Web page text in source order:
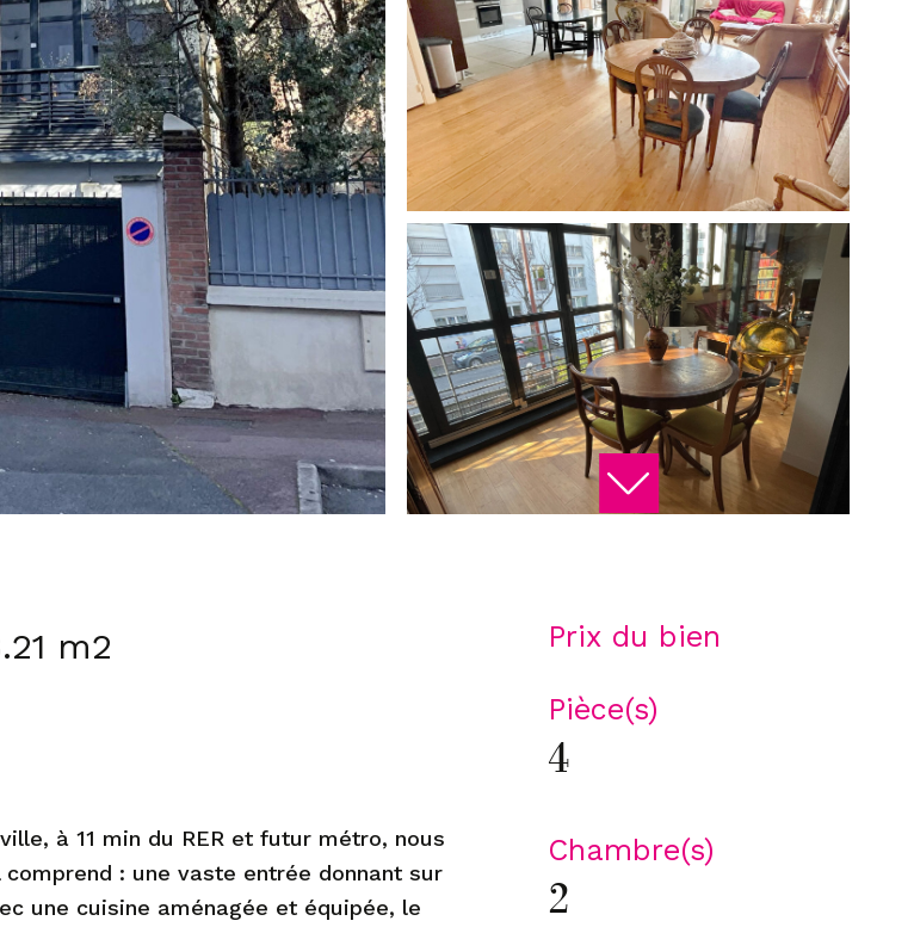
m2
à 11 min du RER et futur métro, nous
: une vaste entrée donnant sur
une cuisine aménagée et équipée, le
Prix du bien
Pièce(s)
4
Chambre(s)
2